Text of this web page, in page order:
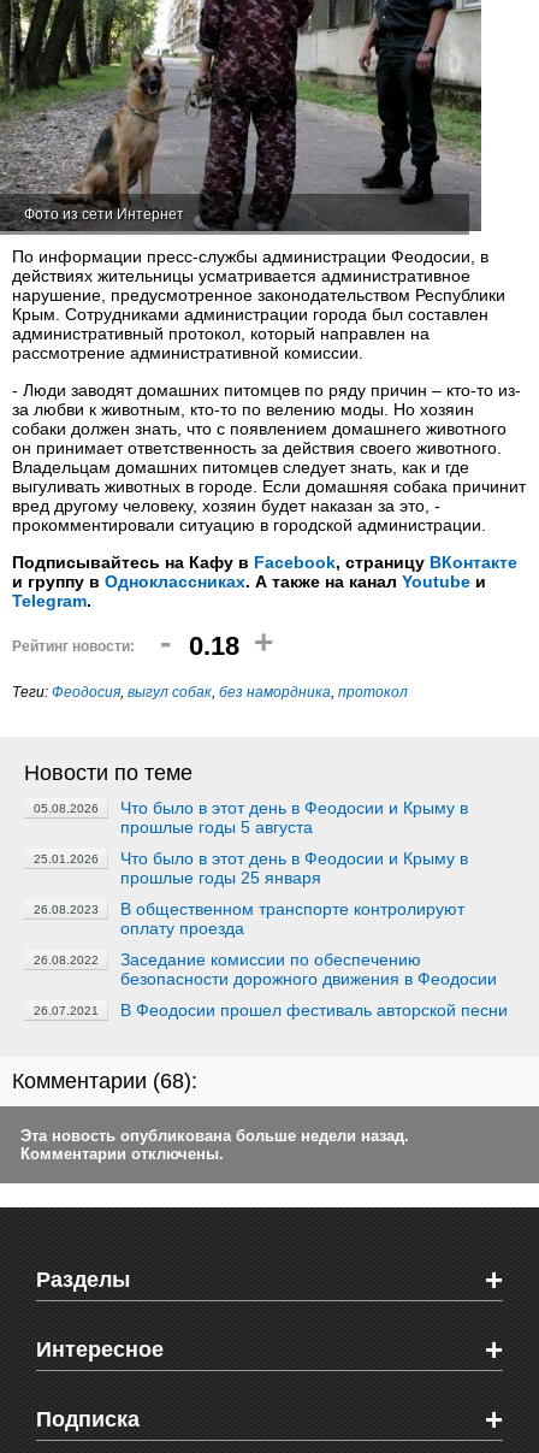
Фото из сети Интернет
По информации пресс-службы администрации Феодосии, в
действиях жительницы усматривается административное
нарушение, предусмотренное законодательством Республики
Крым. Сотрудниками администрации города был составлен
административный протокол, который направлен на
рассмотрение административной комиссии.
- Люди заводят домашних питомцев по ряду причин – кто-то из-
за любви к животным, кто-то по велению моды. Но хозяин
собаки должен знать, что с появлением домашнего животного
он принимает ответственность за действия своего животного.
Владельцам домашних питомцев следует знать, как и где
выгуливать животных в городе. Если домашняя собака причинит
вред другому человеку, хозяин будет наказан за это, -
прокомментировали ситуацию в городской администрации.
Подписывайтесь на Кафу в Facebook, страницу ВКонтакте
и группу в Одноклассниках. А также на канал Youtube и
Telegram.
Рейтинг новости: - 0.18 +
Теги: Феодосия, выгул собак, без намордника, протокол
Новости по теме
05.08.2026
Что было в этот день в Феодосии и Крыму в
прошлые годы 5 августа
25.01.2026
Что было в этот день в Феодосии и Крыму в
прошлые годы 25 января
26.08.2023
В общественном транспорте контролируют
оплату проезда
26.08.2022
Заседание комиссии по обеспечению
безопасности дорожного движения в Феодосии
26.07.2021 В Феодосии прошел фестиваль авторской песни
Комментарии (68):
Эта новость опубликована больше недели назад.
Комментарии отключены.
Разделы +
Новости Феодосии
Новости Крыма
Мировые новости
Объявления
Интересное +
Видео о Феодосии
Веб-камеры Феодосии
Подписка +